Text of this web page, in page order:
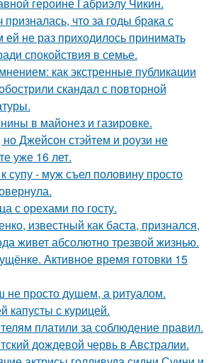
что за годы брака с
не раз приходилось принимать
спокойствия в семье.
как экстренные публикации
скандал с повторной
в майонез и газировке.
но Джейсон стэйтем и роузи не
уже 16 лет.
супу - муж съел половину просто
с орехами по госту.
известный как баста, признался,
живет абсолютно трезвой жизнью.
Активное время готовки 15
не просто душем, а ритуалом.
капусты с курицей.
платили за соблюдение правил.
дождевой червь в Австралии.